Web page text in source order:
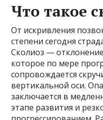
Что такое
От искривления
степени сегодня
Сколиоз —
которое по мере
сопровождается
вертикальной оси.
заключается в
этапе развития и